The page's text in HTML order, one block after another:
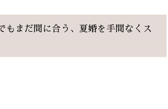
まだ間に合う、夏婚を手間なくス